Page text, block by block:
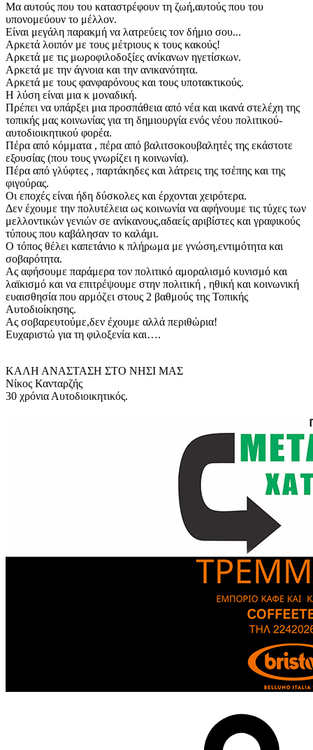
Μα αυτούς που του καταστρέφουν τη ζωή,αυτούς που του
υπονομεύουν το μέλλον.
Είναι μεγάλη παρακμή να λατρεύεις τον δήμιο σου...
Αρκετά λοιπόν με τους μέτριους κ τους κακούς!
Αρκετά με τις μωροφιλοδοξίες ανίκανων ηγετίσκων.
Αρκετά με την άγνοια και την ανικανότητα.
Αρκετά με τους φανφαρόνους και τους υποτακτικούς.
Η λύση είναι μια κ μοναδική.
Πρέπει να υπάρξει μια προσπάθεια από νέα και ικανά στελέχη της
τοπικής μας κοινωνίας για τη δημιουργία ενός νέου πολιτικού-
αυτοδιοικητικού φορέα.
Πέρα από κόμματα , πέρα από βαλιτσοκουβαλητές της εκάστοτε
εξουσίας (που τους γνωρίζει η κοινωνία).
Πέρα από γλύφτες , παρτάκηδες και λάτρεις της τσέπης και της
φιγούρας.
Οι εποχές είναι ήδη δύσκολες και έρχονται χειρότερα.
Δεν έχουμε την πολυτέλεια ως κοινωνία να αφήνουμε τις τύχες των
μελλοντικών γενιών σε ανίκανους,αδαείς αριβίστες και γραφικούς
τύπους που καβάλησαν το καλάμι.
Ο τόπος θέλει καπετάνιο κ πλήρωμα με γνώση,εντιμότητα και
σοβαρότητα.
Ας αφήσουμε παράμερα τον πολιτικό αμοραλισμό κυνισμό και
λαϊκισμό και να επιτρέψουμε στην πολιτική , ηθική και κοινωνική
ευαισθησία που αρμόζει στους 2 βαθμούς της Τοπικής
Αυτοδιοίκησης.
Ας σοβαρευτούμε,δεν έχουμε αλλά περιθώρια!
Ευχαριστώ για τη φιλοξενία και….
ΚΑΛΗ ΑΝΑΣΤΑΣΗ ΣΤΟ ΝΗΣΙ ΜΑΣ
Νίκος Κανταρζής
30 χρόνια Αυτοδιοικητικός.